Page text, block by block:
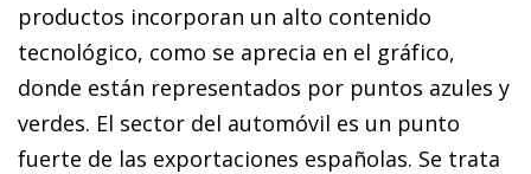
productos incorporan un alto contenido
tecnológico, como se aprecia en el gráfico,
donde están representados por puntos azules y
verdes. El sector del automóvil es un punto
fuerte de las exportaciones españolas. Se trata